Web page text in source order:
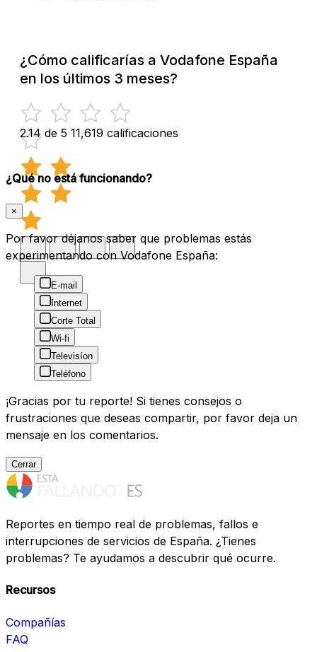
¿Cómo calificarías a Vodafone España
en los últimos 3 meses?
2.14 de 5 11,619 calificaciones
¿Qué no está funcionando?
×
Por favor déjanos saber que problemas estás
experimentando con Vodafone España:
E-mail
Internet
Corte Total
Wi-fi
Televisíon
Teléfono
¡Gracias por tu reporte! Si tienes consejos o
frustraciones que deseas compartir, por favor deja un
mensaje en los comentarios.
Cerrar
Reportes en tiempo real de problemas, fallos e
interrupciones de servicios de España. ¿Tienes
problemas? Te ayudamos a descubrir qué ocurre.
Recursos
Compañías
FAQ